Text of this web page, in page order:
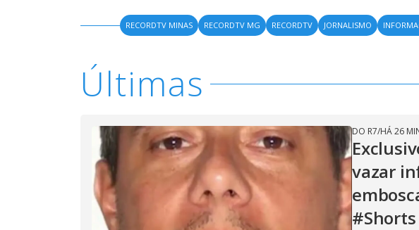
RECORDTV MINAS RECORDTV MG RECORDTV JORNALISMO
Últimas
DO R7/HÁ 26
vazar
#Shorts